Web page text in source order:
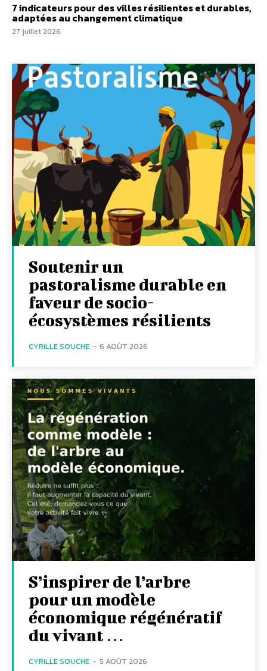
7 indicateurs pour des villes résilientes et durables,
adaptées au changement climatique
27 juillet 2026
Soutenir un
pastoralisme durable en
faveur de socio-
écosystèmes résilients
CYRILLE SOUCHE - 6 AOÛT 2026
S’inspirer de l’arbre
pour un modèle
économique régénératif
du vivant …
CYRILLE SOUCHE - 5 AOÛT 2026